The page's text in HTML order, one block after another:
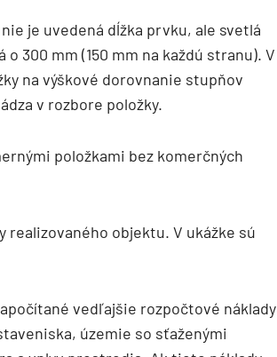
je uvedená dĺžka prvku, ale svetlá
300 mm (150 mm na každú stranu). V
na výškové dorovnanie stupňov
v rozbore položky.
položkami bez komerčných
realizovaného objektu. V ukážke sú
vedľajšie rozpočtové náklady
územie so sťaženými